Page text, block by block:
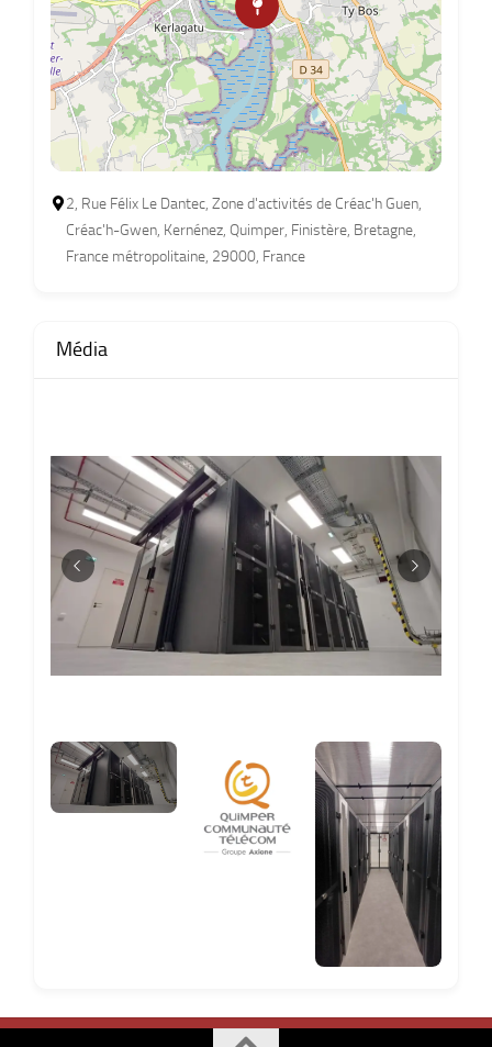
2, Rue Félix Le Dantec, Zone d'activités de Créac'h Guen,
Créac'h-Gwen, Kernénez, Quimper, Finistère, Bretagne,
France métropolitaine, 29000, France
Média